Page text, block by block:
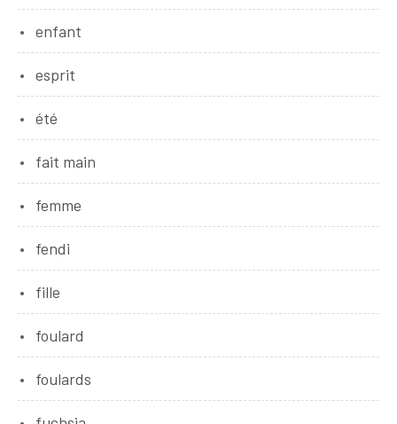
enfant
esprit
été
fait main
femme
fendi
fille
foulard
foulards